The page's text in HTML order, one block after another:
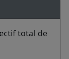
total de